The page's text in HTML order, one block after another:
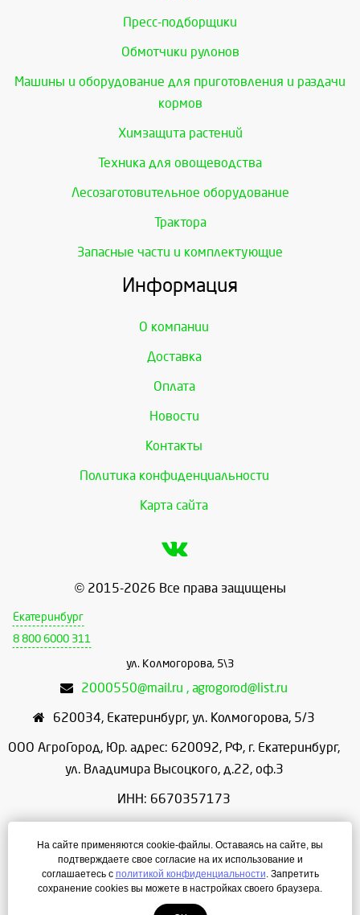
Пресс-подборщики
Обмотчики рулонов
Машины и оборудование для приготовления и раздачи
кормов
Химзащита растений
Техника для овощеводства
Лесозаготовительное оборудование
Трактора
Запасные части и комплектующие
Информация
О компании
Доставка
Оплата
Новости
Контакты
Политика конфиденциальности
Карта сайта
© 2015-2026 Все права защищены
Екатеринбург
8 800 6000 311
ул. Колмогорова, 5\3
2000550@mail.ru , agrogorod@list.ru
620034, Екатеринбург, ул. Колмогорова, 5/3
ООО АгроГород, Юр. адрес: 620092, РФ, г. Екатеринбург,
ул. Владимира Высоцкого, д.22, оф.3
ИНН: 6670357173
ОГРН: 1156658086166
Режим работы: с 9:00 до 18:00
На сайте применяются cookie-файлы. Оставаясь на сайте, вы
подтверждаете свое согласие на их использование и
соглашаетесь с политикой конфиденциальности. Запретить
сохранение cookies вы можете в настройках своего браузера.